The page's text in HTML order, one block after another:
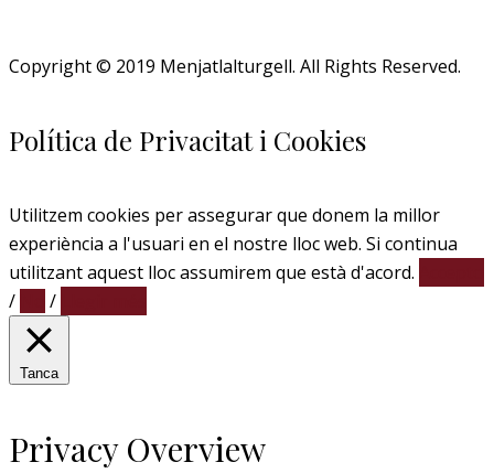
Copyright © 2019 Menjatlalturgell. All Rights Reserved.
Política de Privacitat i Cookies
Utilitzem cookies per assegurar que donem la millor
experiència a l'usuari en el nostre lloc web. Si continua
utilitzant aquest lloc assumirem que està d'acord.
/
/
Tanca
Privacy Overview